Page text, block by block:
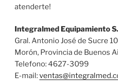
atenderte!
Integralmed Equipamiento
Gral. Antonio José de Sucre
Morón, Provincia de Buenos
Telefono: 4627-3099
E-mail: